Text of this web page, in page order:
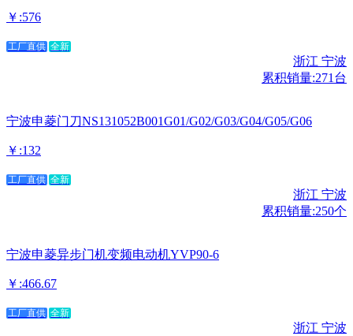
￥:576
工厂直供 全新
浙江 宁波
累积销量:271台
宁波申菱门刀NS131052B001G01/G02/G03/G04/G05/G06
￥:132
工厂直供 全新
浙江 宁波
累积销量:250个
宁波申菱异步门机变频电动机YVP90-6
￥:466.67
工厂直供 全新
浙江 宁波